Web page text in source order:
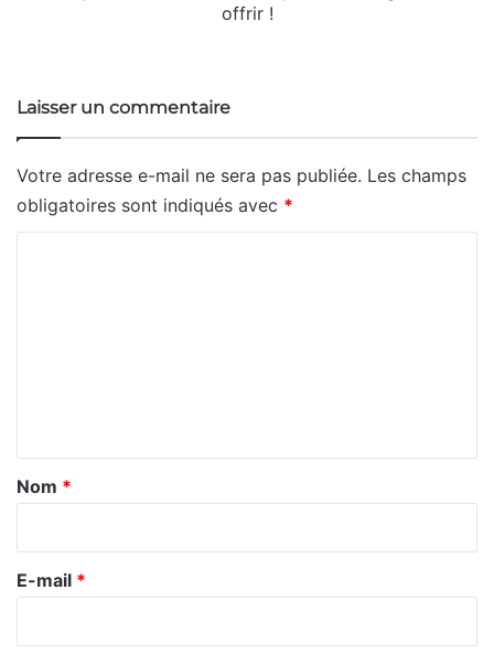
offrir !
Laisser un commentaire
Votre adresse e-mail ne sera pas publiée. Les champs
obligatoires sont indiqués avec *
a
r
e
Nom *
E-mail *